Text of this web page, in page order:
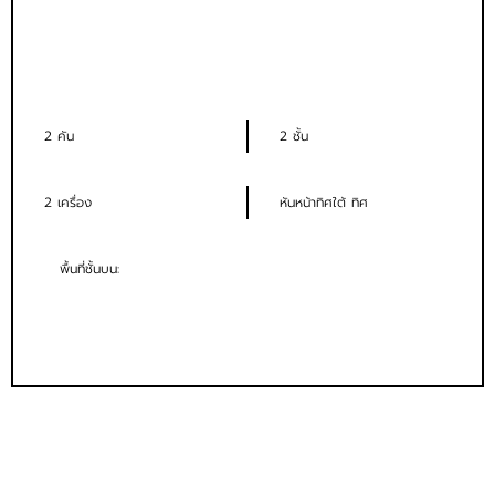
2 คัน 2 ชั้น
2 เครื่อง หันหน้าทิศใต้ ทิศ
พื้นที่ชั้นบน: